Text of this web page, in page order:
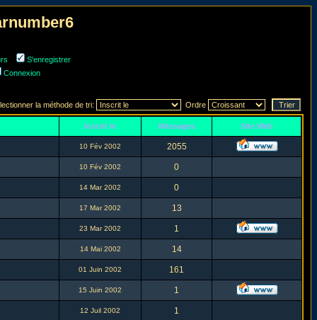
S'enregistrer
Connexion
la méthode de tri: Ordre
Inscrit le Messages Site Web
10 Fév 2002 2055
10 Fév 2002 0
14 Mar 2002 0
17 Mar 2002 13
23 Mar 2002 1
14 Mai 2002 14
01 Juin 2002 161
15 Juin 2002 1
12 Juil 2002 1